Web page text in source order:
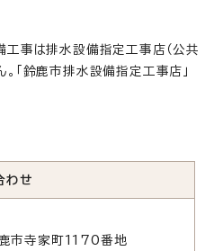
工事は排水設備指定工事店（公共
「鈴鹿市排水設備指定工事店」
わせ
寺家町1170番地